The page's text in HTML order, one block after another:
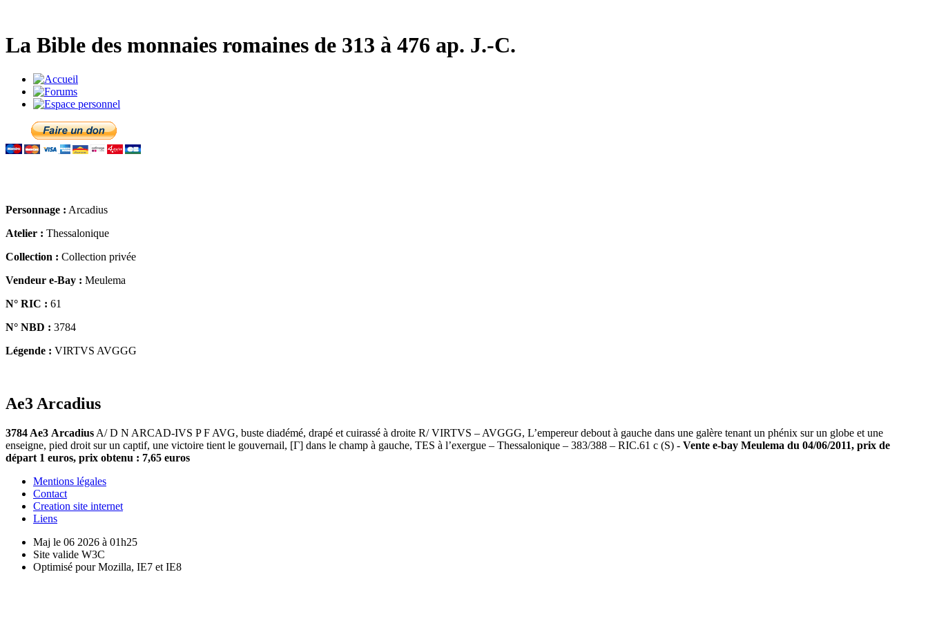
La Bible des monnaies romaines de 313 à 476 ap. J.-C.
Personnage : Arcadius
Atelier : Thessalonique
Collection : Collection privée
Vendeur e-Bay : Meulema
N° RIC : 61
N° NBD : 3784
Légende : VIRTVS AVGGG
Ae3 Arcadius
3784 Ae3 Arcadius A/ D N ARCAD-IVS P F AVG, buste diadémé, drapé et cuirassé à droite R/ VIRTVS – AVGGG, L’empereur debout à gauche dans une galère tenant un phénix sur un globe et une
enseigne, pied droit sur un captif, une victoire tient le gouvernail, [Γ] dans le champ à gauche, TES à l’exergue – Thessalonique – 383/388 – RIC.61 c (S) - Vente e-bay Meulema du 04/06/2011, prix de
départ 1 euros, prix obtenu : 7,65 euros
Mentions légales
Contact
Creation site internet
Liens
Maj le 06 2026 à 01h25
Site valide W3C
Optimisé pour Mozilla, IE7 et IE8